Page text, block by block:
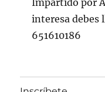
interesa debes
651610186